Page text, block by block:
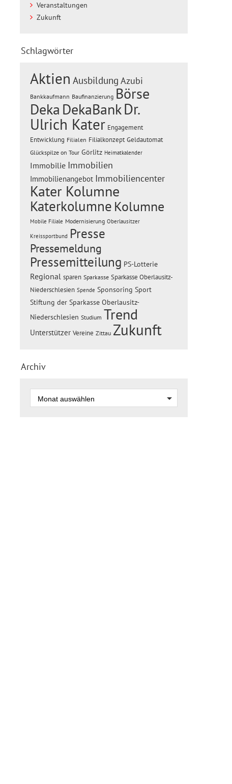
Veranstaltungen
Zukunft
Schlagwörter
Aktien Ausbildung Azubi
Bankkaufmann Baufinanzierung Börse
Deka DekaBankDr.
Ulrich Kater Engagement
Entwicklung Filialen Filialkonzept Geldautomat
Glückspilze on Tour Görlitz Heimatkalender
Immobilie Immobilien
Immobilienangebot Immobiliencenter
Kater Kolumne
Katerkolumne Kolumne
Mobile Filiale Modernisierung Oberlausitzer
Kreissportbund Presse
Pressemeldung
Pressemitteilung PS-Lotterie
Regional sparen Sparkasse Sparkasse Oberlausitz-
Niederschlesien Spende Sponsoring Sport
Stiftung der Sparkasse Oberlausitz-
Niederschlesien Studium Trend
Unterstützer Vereine Zittau Zukunft
Archiv